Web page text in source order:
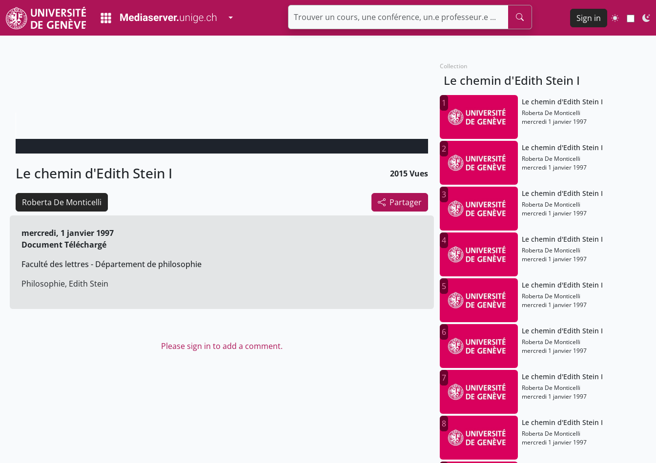
Toggle Dropdown Sign in
Le chemin d'Edith Stein I 2015 Vues
Partager
Roberta De Monticelli
mercredi, 1 janvier 1997
Document Téléchargé
Faculté des lettres - Département de philosophie
Philosophie, Edith Stein
Please sign in to add a comment.
Collection
Le chemin d'Edith Stein I
1 Le chemin d'Edith Stein I
Roberta De Monticelli
mercredi 1 janvier 1997
2 Le chemin d'Edith Stein I
Roberta De Monticelli
mercredi 1 janvier 1997
3 Le chemin d'Edith Stein I
Roberta De Monticelli
mercredi 1 janvier 1997
4 Le chemin d'Edith Stein I
Roberta De Monticelli
mercredi 1 janvier 1997
5 Le chemin d'Edith Stein I
Roberta De Monticelli
mercredi 1 janvier 1997
6 Le chemin d'Edith Stein I
Roberta De Monticelli
mercredi 1 janvier 1997
7 Le chemin d'Edith Stein I
Roberta De Monticelli
mercredi 1 janvier 1997
8 Le chemin d'Edith Stein I
Roberta De Monticelli
mercredi 1 janvier 1997